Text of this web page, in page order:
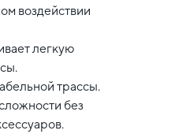
воздействии
легкую
трассы.
без